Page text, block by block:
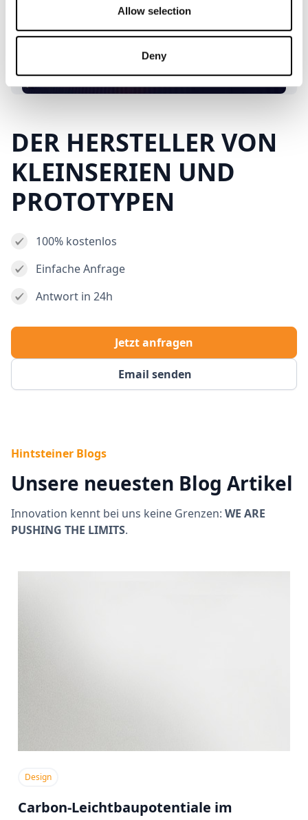
Allow selection
Deny
DER HERSTELLER VON
KLEINSERIEN UND
PROTOTYPEN
100% kostenlos
Einfache Anfrage
Antwort in 24h
Email senden
Jetzt anfragen
Hintsteiner Blogs
Unsere neuesten Blog Artikel
Innovation kennt bei uns keine Grenzen: WE ARE
PUSHING THE LIMITS.
Design
Carbon-Leichtbaupotentiale im